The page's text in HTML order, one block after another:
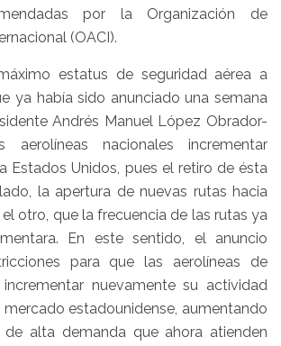
por la Organización de
(OACI).
estatus de seguridad aérea a
ya había sido anunciado una semana
Andrés Manuel López Obrador-
nacionales incrementar
Estados Unidos, pues el retiro de ésta
la apertura de nuevas rutas hacia
otro, que la frecuencia de las rutas ya
En este sentido, el anuncio
para que las aerolíneas de
nuevamente su actividad
estadounidense, aumentando
alta demanda que ahora atienden